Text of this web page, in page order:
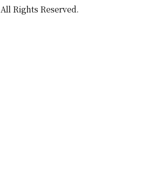
All Rights Reserved.